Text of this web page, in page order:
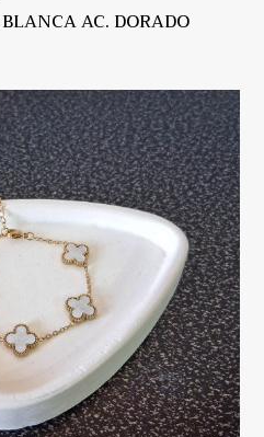
AC. DORADO